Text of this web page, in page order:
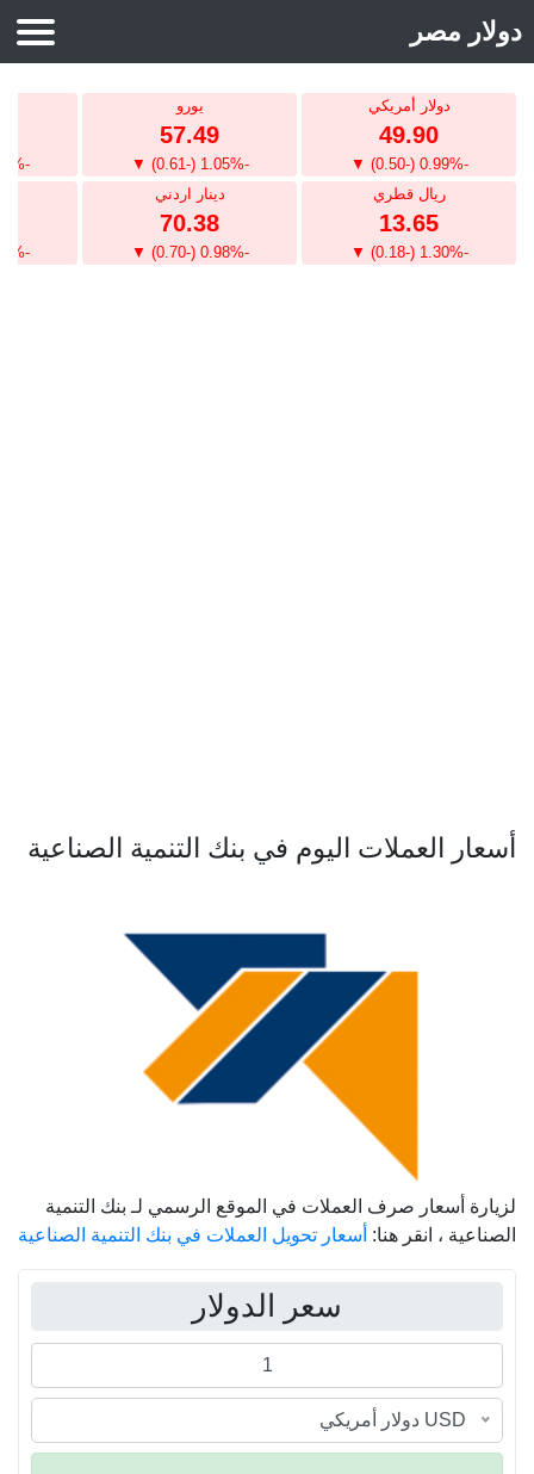
دولار مصر
سعر الدولار
سعر اليورو
الريال السعودي
الدينار الكويتي
دولار أمريكي
49.90
-0.99% (-0.50) ▼
يورو
57.49
-1.05% (-0.61) ▼
-1.06% (-0.72) ▼
ريال قطري
13.65
-1.30% (-0.18) ▼
دينار اردني
70.38
-0.98% (-0.70) ▼
-1.34% (-1.80) ▼
أسعار العملات اليوم في بنك التنمية الصناعية
لزيارة أسعار صرف العملات في الموقع الرسمي لـ بنك التنمية
الصناعية ، انقر هنا: أسعار تحويل العملات في بنك التنمية الصناعية
سعر الدولار
USD دولار أمريكي